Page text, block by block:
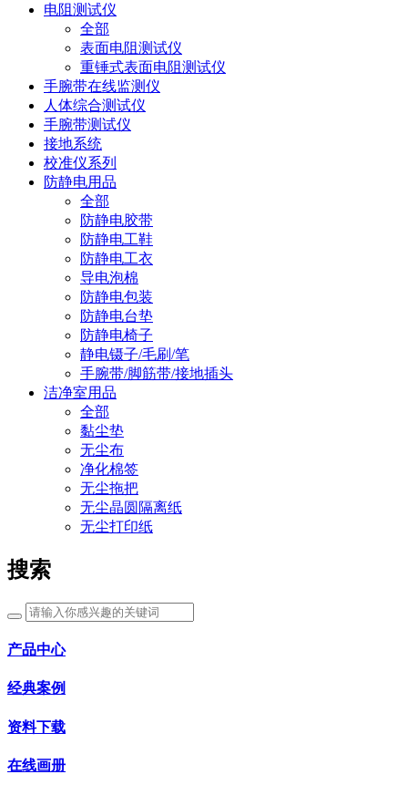
电阻测试仪
全部
表面电阻测试仪
重锤式表面电阻测试仪
手腕带在线监测仪
人体综合测试仪
手腕带测试仪
接地系统
校准仪系列
防静电用品
全部
防静电胶带
防静电工鞋
防静电工衣
导电泡棉
防静电包装
防静电台垫
防静电椅子
静电镊子/毛刷/笔
手腕带/脚筋带/接地插头
洁净室用品
全部
黏尘垫
无尘布
净化棉签
无尘拖把
无尘晶圆隔离纸
无尘打印纸
搜索
产品中心
经典案例
资料下载
在线画册